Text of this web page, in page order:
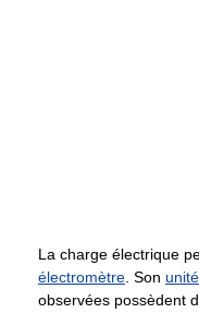
La charge électrique
électromètre . Son unité
observées possèdent